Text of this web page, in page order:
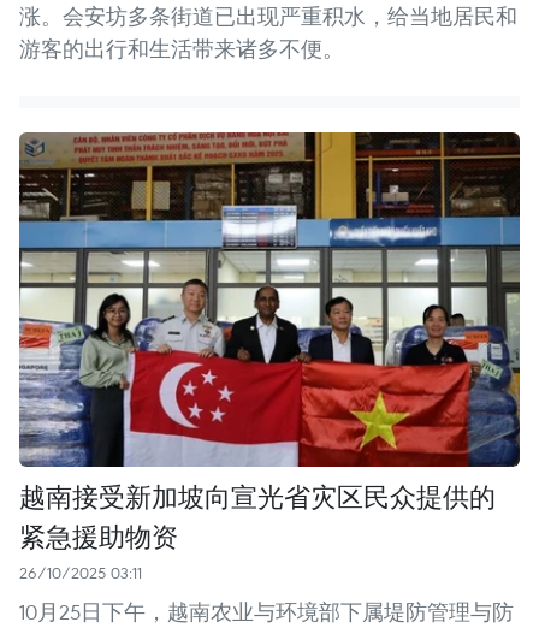
涨。会安坊多条街道已出现严重积水，给当地居民和
游客的出行和生活带来诸多不便。
越南接受新加坡向宣光省灾区民众提供的
紧急援助物资
26/10/2025 03:11
10月25日下午，越南农业与环境部下属堤防管理与防